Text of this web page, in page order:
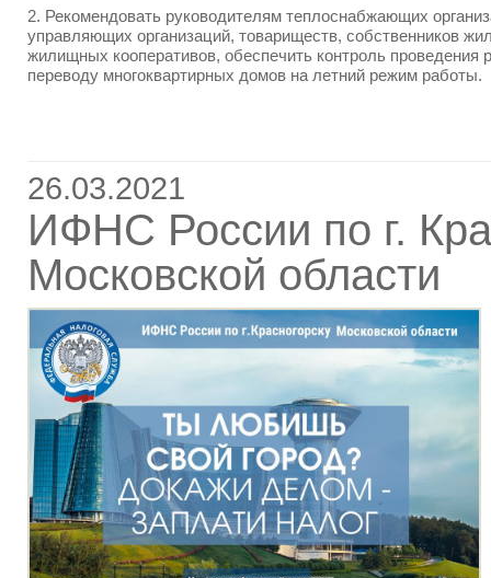
2. Рекомендовать руководителям теплоснабжающих
управляющих организаций, товариществ, собственников
жилищных кооперативов, обеспечить контроль проведения
переводу многоквартирных домов на летний режим работы.
26.03.2021
ИФНС России по г.
Московской области